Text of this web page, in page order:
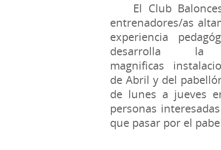
El Club
entrenadores/as
experiencia
desarrolla
magnificas
de Abril y del
de lunes a jueves
personas
que pasar por el